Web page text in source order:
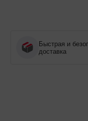
Быстрая и
доставка